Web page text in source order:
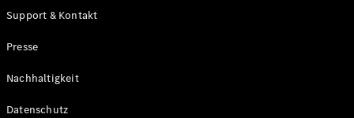
Support & Kontakt
Presse
Nachhaltigkeit
Datenschutz